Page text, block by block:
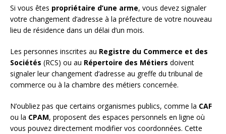
Si vous êtes propriétaire d’une arme, vous devez signaler
votre changement d’adresse à la préfecture de votre nouveau
lieu de résidence dans un délai d’un mois.
Les personnes inscrites au Registre du Commerce et des
Sociétés (RCS) ou au Répertoire des Métiers doivent
signaler leur changement d’adresse au greffe du tribunal de
commerce ou à la chambre des métiers concernée.
N’oubliez pas que certains organismes publics, comme la CAF
ou la CPAM, proposent des espaces personnels en ligne où
vous pouvez directement modifier vos coordonnées. Cette